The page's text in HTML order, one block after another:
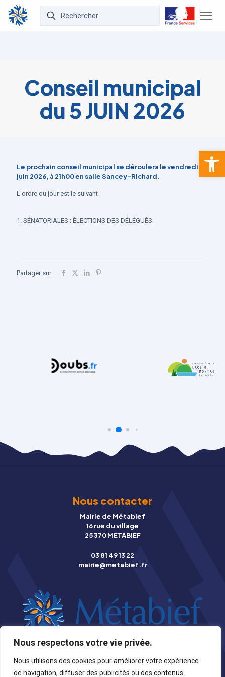
Ouvrir
Nous respectons votre vie privée.
Nous utilisons des cookies pour améliorer votre expérience
de navigation, diffuser des publicités ou des contenus
Conseil municipal
du 5 JUIN 2026
Le prochain conseil municipal se déroulera le vendredi 5
juin 2026, à 21h00 en salle Sancey-Richard.
L'ordre du jour est le suivant :
1. SÉNATORIALES : ÉLECTIONS DES DÉLÉGUÉS
Partager sur
Nous contacter
Mairie de Métabief
16 rue du village
25 370 METABIEF
03 81 49 13 22
mairie@metabief.fr
© Copyright 2026 Mairie de Métabief |Mentions légales|
Photographies | Création Stynet